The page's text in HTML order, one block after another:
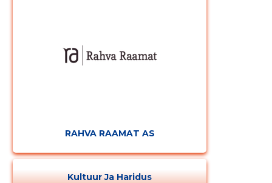
RAHVA RAAMAT AS
Kultuur Ja Haridus